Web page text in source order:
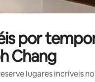
por
Chang
lugares incríveis